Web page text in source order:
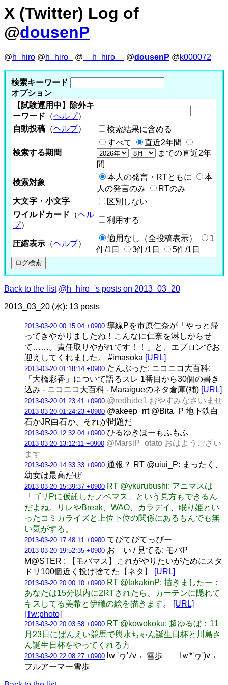
X (Twitter) Log of
@dousenP
@h_hiro @h_hiro_ @ __h_hiro__ @dousenP @k000072
検索キーワード
オプション
【試験運用中】除外キ
ーワード （ヘルプ）
自動投稿 （ヘルプ） 検索結果に含める
検索する期間
すべて
直近2年間
までの直近2年
間
検索対象
本人の発言・RTともに
本
人の発言のみ
RTのみ
大文字・小文字
区別しない
ワイルドカード （ヘル
プ）
利用する
圧縮表示 （ヘルプ）
適用なし（全投稿表示）
1
件/1日
3件/1日 5件/1日
Back to the list @h_hiro_'s posts on 2013_03_20
2013_03_20 (水): 13 posts
2013-03-20 00:15:04 +0900 導線Pを市原仁奈が「やっと帰
ってきやがりましたね！こんなに仁奈を淋しがらせ
て……。責任取りやがれです！！」と、エプロンでお
迎えしてくれました。 #imasoka [URL]
2013-03-20 01:18:14 +0900 たんぶった: ニコニコ大百科:
「大橋彩香」について語るスレ 1番目から30個の書き
込み - ニコニコ大百科 - Maraigueのネタ倉庫(補) [URL]
2013-03-20 01:23:41 +0900 @redhide1 おやすみなさいませ
2013-03-20 01:24:23 +0900 @akeep_rrt @Bita_P 地下鉄白
石かJR白石か、それが問題だ
2013-03-20 12:32:04 +0900 ひるゆきほーもふもふ
2013-03-20 13:12:11 +0900 @MarsiP_otato おはようござい
ます
2013-03-20 14:33:33 +0900 通報？ RT @uiui_P: まったく、
幼女は最高だぜ
2013-03-20 15:39:37 +0900 RT @ykurubushi: アニマスは
「ゴリPに仮託したノベマス」という見方もできるん
だよね。リレやBreak、WAO、カラデイ、眠り姫とい
ったコミカライズと上位下位の関係にあるもんでも無
い気がする。
2013-03-20 17:48:11 +0900 てぴてぴてっぴー
2013-03-20 19:52:35 +0900 お い / 見てる: モバP
M@STER : 【モバマス】これがやりたいがためにスタ
ドリ100個近く投げ捨てた【ネタ】
[URL]
2013-03-20 20:00:10 +0900 RT @takakinP: 描きましたー：
あなたは15分以内に2RTされたら、カーテンに隠れて
キスしてる美希と伊織の絵を描きます。
[URL]
[Tw:photo]
2013-03-20 20:03:58 +0900 RT @kowokoku: 超ゆるぼ：11
月23日にばんえい競馬で輿水ちゃん誕生日杯と川島さ
ん誕生日杯をやってくれる方
2013-03-20 22:08:27 +0900 lw 'ヮ'ﾉv ←雪歩 lｗ*'ヮ')v ←
フルアーマー雪歩